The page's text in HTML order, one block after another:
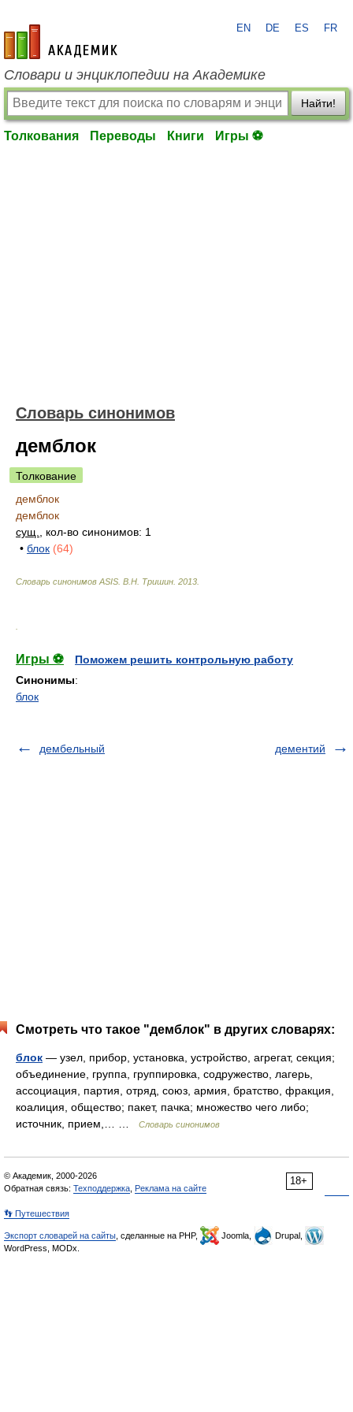
academic.ru
EN DE ES FR
Словари и энциклопедии на Академике
Найти!
Толкования Переводы Книги Игры ⚽
Словарь синонимов
демблок
Толкование
демблок
демблок
сущ.
, кол-во синонимов: 1
• блок (64)
Словарь синонимов ASIS. В.Н. Тришин 2013
Игры ⚽
Поможем решить контрольную работу
Синонимы:
блок
дембельный дементий
Смотреть что такое "демблок" в других словарях:
блок — узел, прибор, установка, устройство, агрегат, секция;
объединение, группа, группировка, содружество, лагерь,
ассоциация, партия, отряд, союз, армия, братство, фракция,
коалиция, общество; пакет, пачка; множество чего либо;
источник, прием,… …
Словарь синонимов
18+
© Академик, 2000-2026
Обратная связь: Техподдержка Реклама на сайте
👣 Путешествия
Экспорт словарей на сайты , сделанные на PHP, Joomla,
Drupal,
WordPress, MODx.